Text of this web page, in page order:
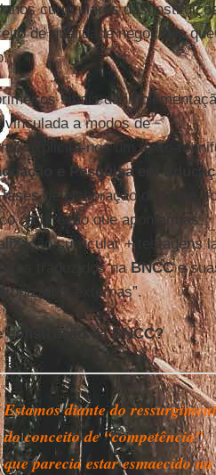
curriculares das
de qualidade negociada que
sinais da
a modos de
explicita-nos um texto-
e Pesquisa em
de elaboração da
,
na direção que apontam as
curricular + testagens
traduzidos naBNCCe
externas”.
construção da BNCC?
Estamos diante do
do conceito de “competência”
que parecia estar esmaecido na